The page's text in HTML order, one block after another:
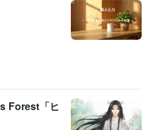
Forest「ヒ